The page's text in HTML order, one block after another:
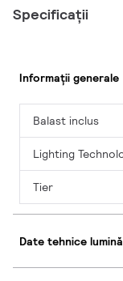
Specificații
Informații generale
Balast inclus
Lighting
Tier
Date tehnice lumină